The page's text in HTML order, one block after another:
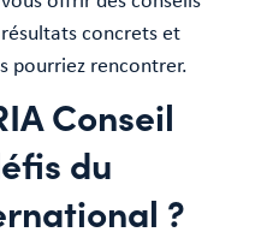
concrets et
pourriez rencontrer.
Conseil
du
?